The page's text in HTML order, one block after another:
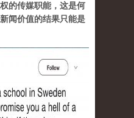
的传媒职能，这是何
闻价值的结果只能是